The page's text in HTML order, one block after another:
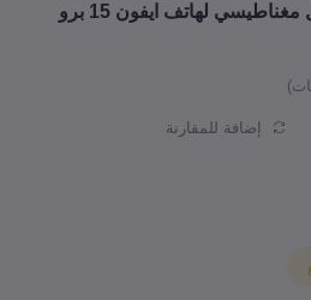
يوجرين كفر حماية مع حامل مغناطيسي لهاتف ايفون 15 برو
إضافة للمقارنة